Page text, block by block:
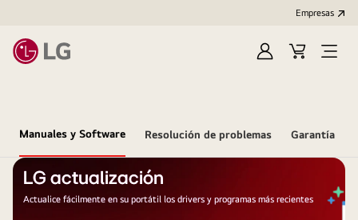
Empresas
IniciarCarritoOpen
Manuales y Software Resolución de problemas Garantía
LG actualización
Actualice fácilmente en su portátil los drivers y programas más recientes